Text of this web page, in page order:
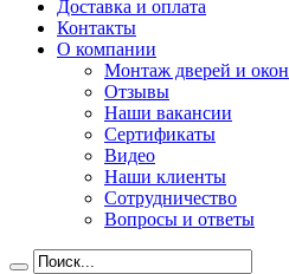
Доставка и оплата
Контакты
О компании
Монтаж дверей и окон
Отзывы
Наши вакансии
Сертификаты
Видео
Наши клиенты
Сотрудничество
Вопросы и ответы